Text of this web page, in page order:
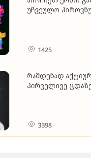
უჩვეულო
1425
რამდენად აქტიურია
პირველივე
3398